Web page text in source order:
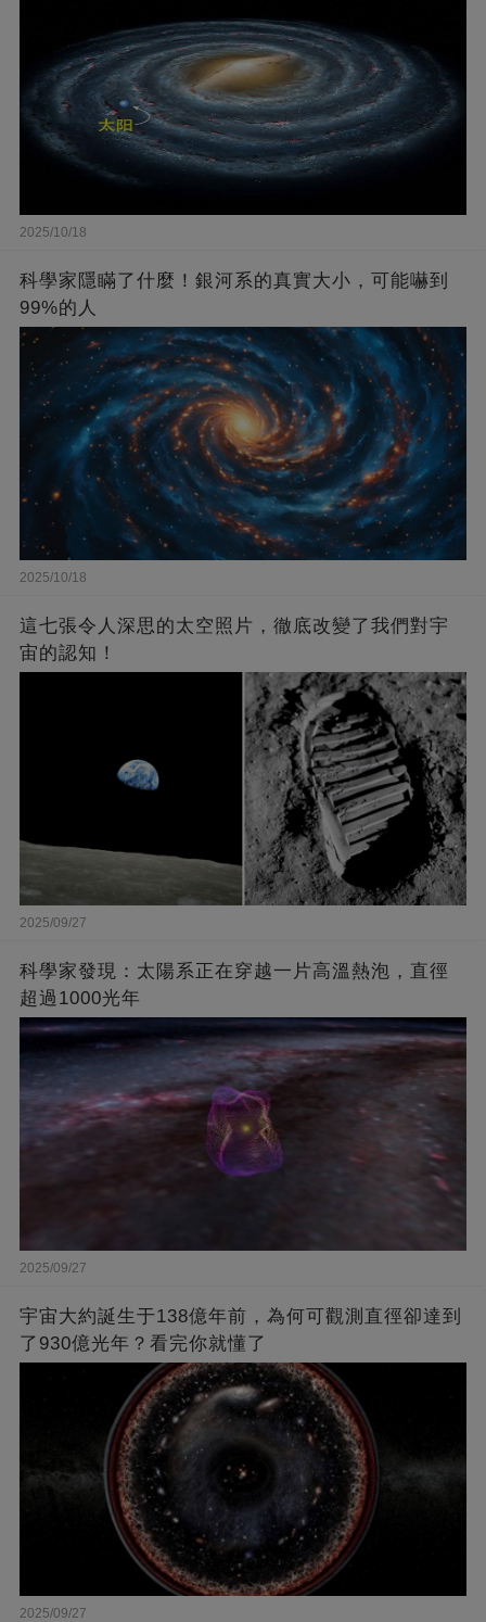
2025/10/18
科學家隱瞞了什麼！銀河系的真實大小，可能嚇到
99%的人
2025/10/18
這七張令人深思的太空照片，徹底改變了我們對宇
宙的認知！
2025/09/27
科學家發現：太陽系正在穿越一片高溫熱泡，直徑
超過1000光年
2025/09/27
宇宙大約誕生于138億年前，為何可觀測直徑卻達到
了930億光年？看完你就懂了
2025/09/27